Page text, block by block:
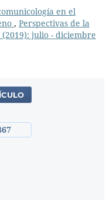
en el
, Perspectivas de la
julio - diciembre